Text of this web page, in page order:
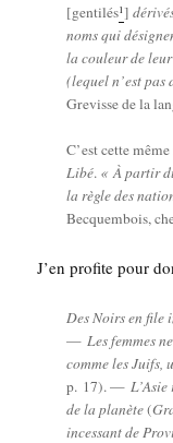
[gen­ti­lés1]
noms qui
la cou­leur de
(lequel n’est
Gre­visse de la
C’est cette
Libé. « À par­tir
la règle des
Bec­quem­bois,
J’en pro­fite pour
Des Noirs en file
—Les femmes
comme les Juifs,
p. 17). —
de la pla­nète(
inces­sant de